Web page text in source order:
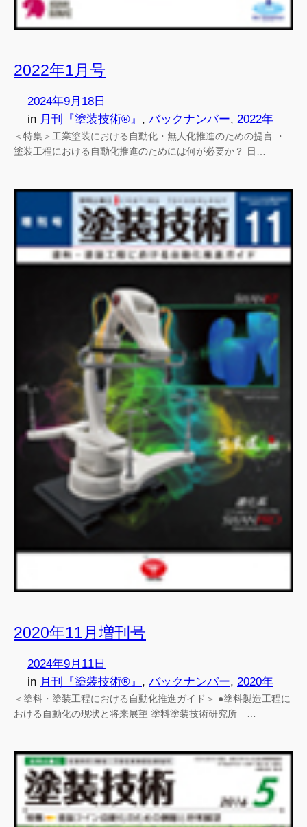
2022年1月号
2024年9月18日
in 月刊『塗装技術®』 , バックナンバー, 2022年
＜特集＞工業塗装における自動化・無人化推進のための提言 ・
塗装工程における自動化推進のためには何が必要か？ 日…
2020年11月増刊号
2024年9月11日
in 月刊『塗装技術®』 , バックナンバー, 2020年
＜塗料・塗装工程における自動化推進ガイド＞ ●塗料製造工程に
おける自動化の現状と将来展望 塗料塗装技術研究所 …